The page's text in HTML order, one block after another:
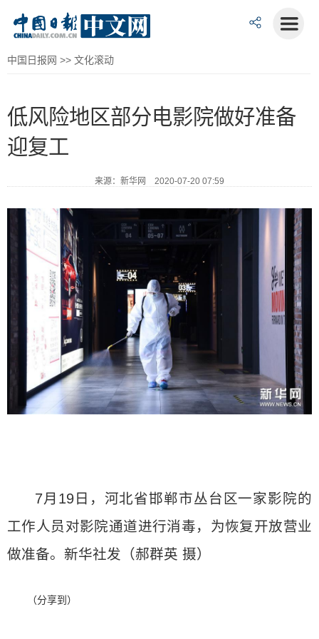
中国日报网 >> 文化滚动
低风险地区部分电影院做好准备
迎复工
来源：新华网 2020-07-20 07:59
7月19日，河北省邯郸市丛台区一家影院的
工作人员对影院通道进行消毒，为恢复开放营业
做准备。新华社发（郝群英 摄）
（分享到）